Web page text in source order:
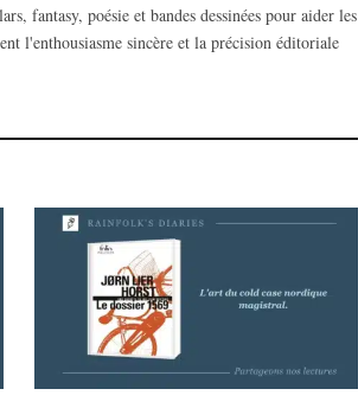
fantasy, poésie et bandes dessinées pour aider les
l'enthousiasme sincère et la précision éditoriale